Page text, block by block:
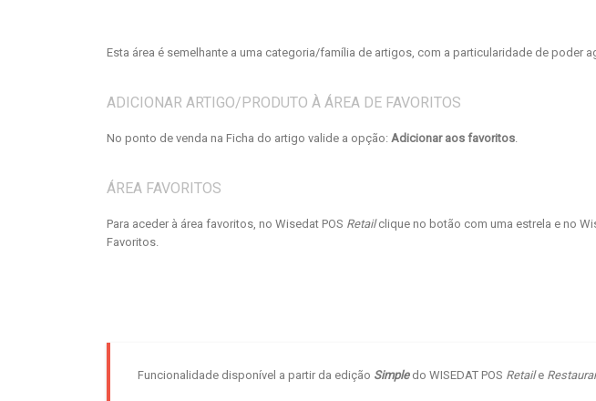
Esta área é semelhante a uma categoria/família de artigos, com a particularidade de poder
ADICIONAR ARTIGO/PRODUTO À ÁREA DE FAVORITOS
No ponto de venda na Ficha do artigo valide a opção: Adicionar aos favoritos.
ÁREA FAVORITOS
Para aceder à área favoritos, no Wisedat POS Retailclique no botão com uma estrela e no
Favoritos.
Funcionalidade disponível a partir da edição Simple do WISEDAT POS Retaile